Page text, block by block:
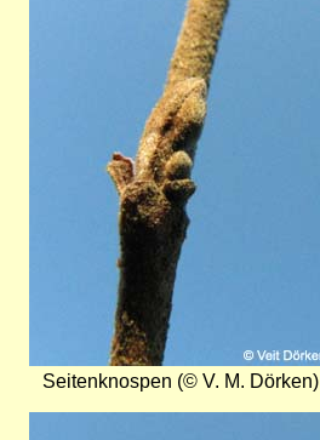
Seitenknospen (© V. M. Dörken)